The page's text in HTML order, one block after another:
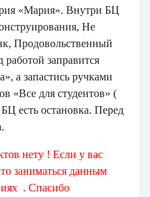
«Мария». Внутри БЦ
Не
Продовольственный
заправится
а запастись ручками
«Все для студентов» (
есть остановка. Перед
нету ! Если у вас
заниматься данным
. Спасибо